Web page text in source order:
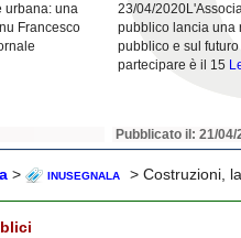
urbana: una
Francesco
23/04/
pubblico lancia una
pubblico e sul
partecipare è il 15
Pubblicato il: 21/04/
> INUSEGNALA
> Costruzioni,